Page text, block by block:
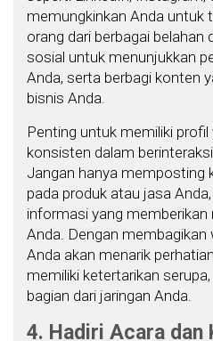
memungkinkan Anda untuk
orang dari berbagai belahan
sosial untuk menunjukkan
Anda, serta berbagi konten
bisnis Anda.
Penting untuk memiliki
konsisten dalam
Jangan hanya memposting
pada produk atau jasa
informasi yang memberikan
Anda. Dengan membagikan
Anda akan menarik
memiliki ketertarikan
bagian dari jaringan Anda.
4. Hadiri Acara dan